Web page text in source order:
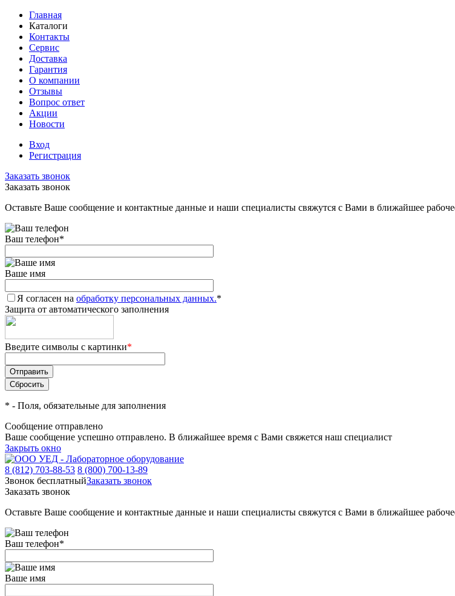
Главная
Каталоги
Контакты
Сервис
Доставка
Гарантия
О компании
Отзывы
Вопрос ответ
Акции
Новости
Вход
Регистрация
Заказать звонок
Заказать звонок
Оставьте Ваше сообщение и контактные данные и наши специалисты свяжутся с Вами в ближайшее
Ваш телефон*
Ваше имя
Я согласен на обработку персональных данных.*
Защита от автоматического заполнения
Введите символы с картинки*
* - Поля, обязательные для заполнения
Сообщение отправлено
Ваше сообщение успешно отправлено. В ближайшее время с Вами свяжется наш специалист
Закрыть окно
8 (812) 703-88-53 8 (800) 700-13-89
Звонок бесплатныйЗаказать звонок
Заказать звонок
Оставьте Ваше сообщение и контактные данные и наши специалисты свяжутся с Вами в ближайшее
Ваш телефон*
Ваше имя